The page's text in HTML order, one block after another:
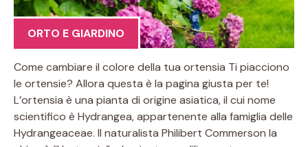
ORTO E GIARDINO
Come cambiare il colore della tua ortensia Ti piacciono
le ortensie? Allora questa è la pagina giusta per te!
L’ortensia è una pianta di origine asiatica, il cui nome
scientifico è Hydrangea, appartenente alla famiglia delle
Hydrangeaceae. Il naturalista Philibert Commerson la